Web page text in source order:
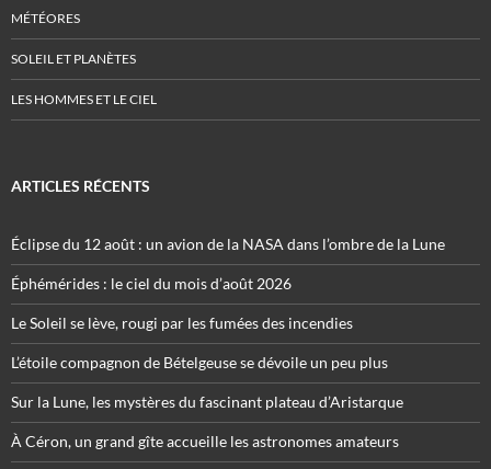
MÉTÉORES
SOLEIL ET PLANÈTES
LES HOMMES ET LE CIEL
ARTICLES RÉCENTS
Éclipse du 12 août : un avion de la NASA dans l’ombre de la Lune
Éphémérides : le ciel du mois d’août 2026
Le Soleil se lève, rougi par les fumées des incendies
L’étoile compagnon de Bételgeuse se dévoile un peu plus
Sur la Lune, les mystères du fascinant plateau d’Aristarque
À Céron, un grand gîte accueille les astronomes amateurs